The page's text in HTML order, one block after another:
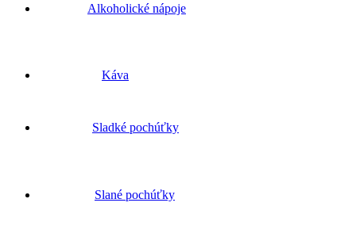
Alkoholické nápoje
Káva
Sladké pochúťky
Slané pochúťky